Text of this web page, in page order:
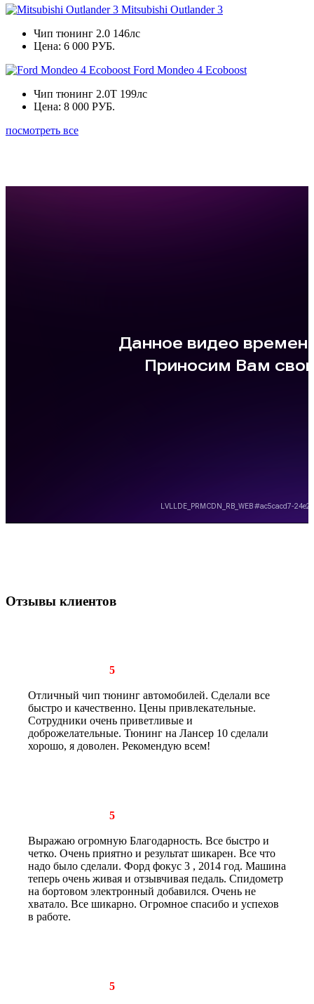
Mitsubishi Outlander 3
Чип тюнинг 2.0 146лс
Цена: 6 000 РУБ.
Ford Mondeo 4 Ecoboost
Чип тюнинг 2.0Т 199лс
Цена: 8 000 РУБ.
посмотреть все
Отзывы клиентов
5
Отличный чип тюнинг автомобилей. Сделали все
быстро и качественно. Цены привлекательные.
Сотрудники очень приветливые и
доброжелательные. Тюнинг на Лансер 10 сделали
хорошо, я доволен. Рекомендую всем!
5
Выражаю огромную Благодарность. Все быстро и
четко. Очень приятно и результат шикарен. Все что
надо было сделали. Форд фокус 3 , 2014 год. Машина
теперь очень живая и отзывчивая педаль. Спидометр
на бортовом электронный добавился. Очень не
хватало. Все шикарно. Огромное спасибо и успехов
в работе.
5